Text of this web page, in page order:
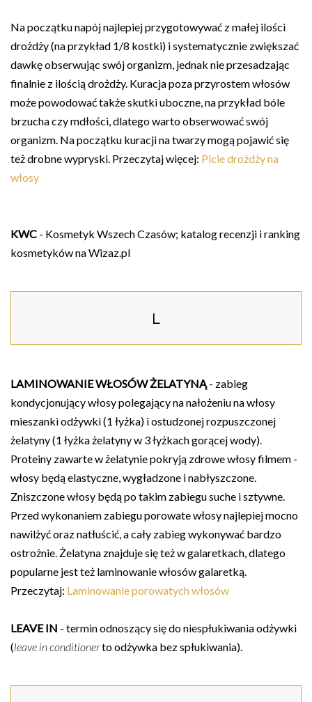
Na początku napój najlepiej przygotowywać z małej ilości
drożdży (na przykład 1/8 kostki) i systematycznie zwiększać
dawkę obserwując swój organizm, jednak nie przesadzając
finalnie z ilością drożdży. Kuracja poza przyrostem włosów
może powodować także skutki uboczne, na przykład bóle
brzucha czy mdłości, dlatego warto obserwować swój
organizm. Na początku kuracji na twarzy mogą pojawić się
też drobne wypryski. Przeczytaj więcej: Picie drożdży na
włosy
KWC - Kosmetyk Wszech Czasów; katalog recenzji i ranking
kosmetyków na Wizaz.pl
L
LAMINOWANIE WŁOSÓW ŻELATYNĄ - zabieg
kondycjonujący włosy polegający na nałożeniu na włosy
mieszanki odżywki (1 łyżka) i ostudzonej rozpuszczonej
żelatyny (1 łyżka żelatyny w 3 łyżkach gorącej wody).
Proteiny zawarte w żelatynie pokryją zdrowe włosy filmem -
włosy będą elastyczne, wygładzone i nabłyszczone.
Zniszczone włosy będą po takim zabiegu suche i sztywne.
Przed wykonaniem zabiegu porowate włosy najlepiej mocno
nawilżyć oraz natłuścić, a cały zabieg wykonywać bardzo
ostrożnie. Żelatyna znajduje się też w galaretkach, dlatego
popularne jest też laminowanie włosów galaretką.
Przeczytaj: Laminowanie porowatych włosów
LEAVE IN - termin odnoszący się do niespłukiwania odżywki
(leave in conditionerto odżywka bez spłukiwania).